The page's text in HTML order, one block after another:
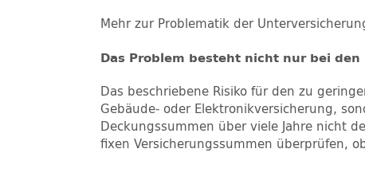
Mehr zur Problematik der
Das Problem besteht nicht nur bei
Das beschriebene Risiko für den zu
Gebäude- oder Elektronikversicherung,
Deckungssummen über viele Jahre nicht
fixen Versicherungssummen überprüfen,